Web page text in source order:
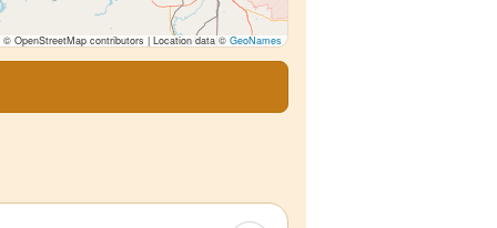
© OpenStreetMap contributors | Location data © GeoNames